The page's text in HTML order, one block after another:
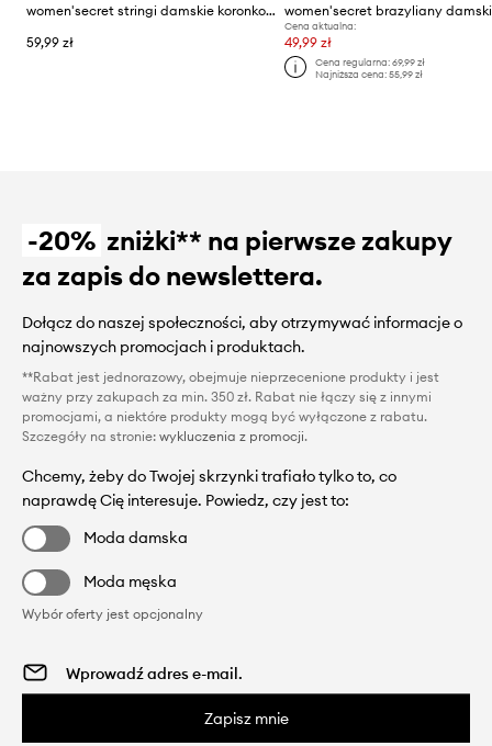
women'secret stringi damskie koronkowe
59,99 zł
Cena aktualna:
49,99 zł
Cena regularna: 69,99 zł
Najniższa cena: 55,99 zł
-20% zniżki** na pierwsze zakupy
za zapis do newslettera.
Dołącz do naszej społeczności, aby otrzymywać informacje o
najnowszych promocjach i produktach.
**Rabat jest jednorazowy, obejmuje nieprzecenione produkty i jest
ważny przy zakupach za min. 350 zł. Rabat nie łączy się z innymi
promocjami, a niektóre produkty mogą być wyłączone z rabatu.
Szczegóły na stronie: wykluczenia z promocji.
Chcemy, żeby do Twojej skrzynki trafiało tylko to, co
naprawdę Cię interesuje. Powiedz, czy jest to:
Moda damska
Moda męska
Wybór oferty jest opcjonalny
Zapisz mnie